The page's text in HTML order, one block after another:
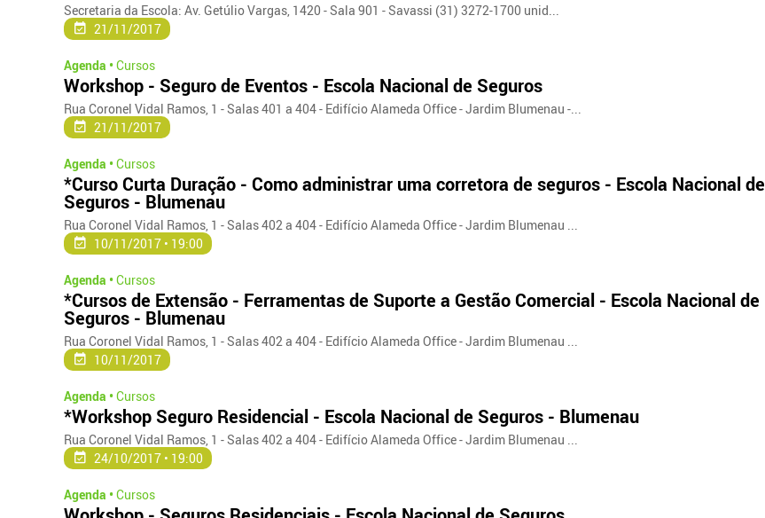
Secretaria da Escola: Av. Getúlio Vargas, 1420 - Sala 901 - Savassi (31) 3272-1700 unid...
21/11/2017
Agenda •Cursos
Workshop - Seguro de Eventos - Escola Nacional de Seguros
Rua Coronel Vidal Ramos, 1 - Salas 401 a 404 - Edifício Alameda Office - Jardim Blumenau -...
21/11/2017
Agenda •Cursos
*Curso Curta Duração - Como administrar uma corretora de seguros - Escola Nacional de
Seguros - Blumenau
Rua Coronel Vidal Ramos, 1 - Salas 402 a 404 - Edifício Alameda Office - Jardim Blumenau ...
10/11/2017 • 19:00
Agenda •Cursos
*Cursos de Extensão - Ferramentas de Suporte a Gestão Comercial - Escola Nacional de
Seguros - Blumenau
Rua Coronel Vidal Ramos, 1 - Salas 402 a 404 - Edifício Alameda Office - Jardim Blumenau ...
10/11/2017
Agenda •Cursos
*Workshop Seguro Residencial - Escola Nacional de Seguros - Blumenau
Rua Coronel Vidal Ramos, 1 - Salas 402 a 404 - Edifício Alameda Office - Jardim Blumenau ...
24/10/2017 • 19:00
Agenda •Cursos